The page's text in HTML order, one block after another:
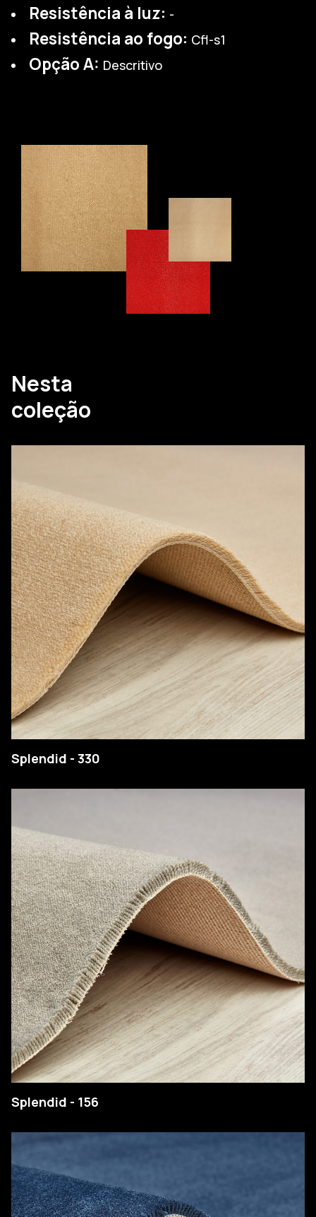
Resistência à luz: -
Resistência ao fogo: Cfl-s1
Opção A: Descritivo
Nesta
coleção
Splendid - 330
Splendid - 156